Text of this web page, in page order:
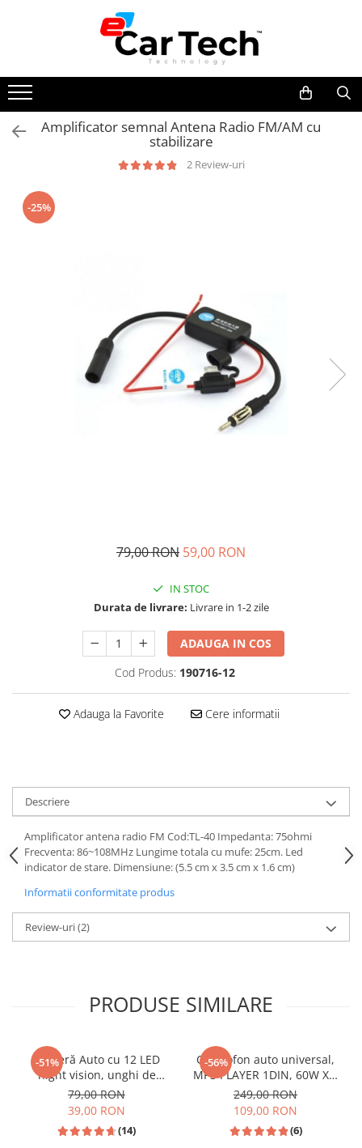
Summer sale
Navigatie dedicata
Navigatii Volkswagen
Navigatii Seat
Navigatii Dacia
Navigatii Peugeot
Navigatii Audi
Navigatii Mitsubishi
Navigatii KIA
Navigatii Renault
Navigatii Chevrolet
Navigatii Porsche
Navigatii Land Rover
Navigatii Iveco
Navigatii Chrysler
Playere auto
Navigatie GPS Portabil
Accesorii navigatii
CarPlay&Android Auto
Camera Marsarier
Camera Trafic DVR
Rama adaptare
Amplificator semnal Antena Radio FM/AM cu
stabilizare
2 Review-uri
-25%
79,00 RON 59,00 RON
IN STOC
Durata de livrare: Livrare in 1-2 zile
ADAUGA IN COS
Cod Produs: 190716-12
Adauga la Favorite Cere informatii
Descriere
Amplificator antena radio FM Cod:TL-40 Impedanta: 75ohmi
Frecventa: 86~108MHz Lungime totala cu mufe: 25cm. Led
indicator de stare. Dimensiune: (5.5 cm x 3.5 cm x 1.6 cm)
Informatii conformitate produs
Review-uri(2)
PRODUSE SIMILARE
-51%
Cameră Auto cu 12 LED
night vision, unghi de
vizualizare 170°, rezistentă
la apă IPX6 si praf
79,00 RON
39,00 RON
(14)
-56%
Casetofon auto universal,
MP3 PLAYER 1DIN, 60W X4,
Bluetooth,2X USB, CARD SD,
AUX, intrare RCA subwoofer
249,00 RON
109,00 RON
(6)